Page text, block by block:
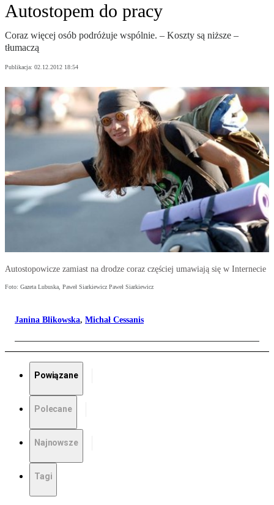
Autostopem do pracy
Coraz więcej osób podróżuje wspólnie. – Koszty są niższe –
tłumaczą
Publikacja: 02.12.2012 18:54
Autostopowicze zamiast na drodze coraz częściej umawiają się w Internecie
Foto: Gazeta Lubuska, Paweł Siarkiewicz Paweł Siarkiewicz
Janina Blikowska, Michał Cessanis
Powiązane
Polecane
Najnowsze
Tagi